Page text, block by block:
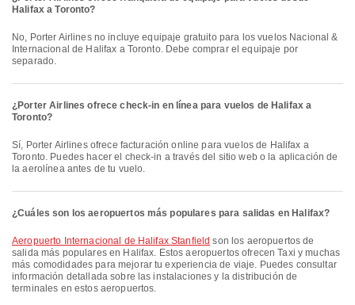
Halifax a Toronto?
No, Porter Airlines no incluye equipaje gratuito para los vuelos Nacional &
Internacional de Halifax a Toronto. Debe comprar el equipaje por
separado.
¿Porter Airlines ofrece check-in en línea para vuelos de Halifax a
Toronto?
Sí, Porter Airlines ofrece facturación online para vuelos de Halifax a
Toronto. Puedes hacer el check-in a través del sitio web o la aplicación de
la aerolínea antes de tu vuelo.
¿Cuáles son los aeropuertos más populares para salidas en Halifax?
Aeropuerto Internacional de Halifax Stanfield son los aeropuertos de
salida más populares en Halifax. Estos aeropuertos ofrecen Taxi y muchas
más comodidades para mejorar tu experiencia de viaje. Puedes consultar
información detallada sobre las instalaciones y la distribución de
terminales en estos aeropuertos.